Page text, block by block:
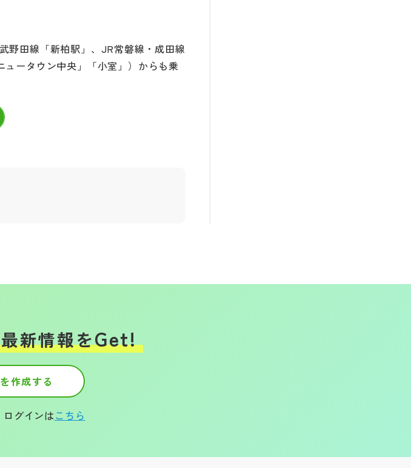
野田線「新柏駅」、JR常磐線・成田線
ュータウン中央」「小室」）からも乗
最新情報をGet!
作成する
グインはこちら